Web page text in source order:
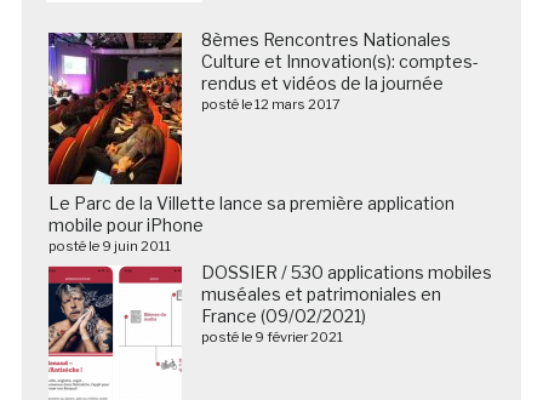
8èmes Rencontres Nationales
Culture et Innovation(s): comptes-
rendus et vidéos de la journée
posté le 12 mars 2017
Le Parc de la Villette lance sa première application
mobile pour iPhone
posté le 9 juin 2011
DOSSIER / 530 applications mobiles
muséales et patrimoniales en
France (09/02/2021)
posté le 9 février 2021